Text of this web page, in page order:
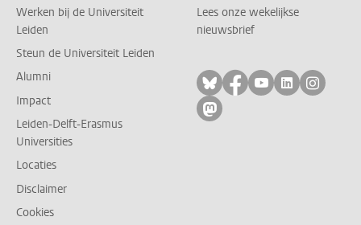
Werken bij de Universiteit
Leiden
Steun de Universiteit Leiden
Alumni
Impact
Leiden-Delft-Erasmus
Universities
Locaties
Disclaimer
Cookies
Lees onze wekelijkse
nieuwsbrief
Volg ons op bluesky
Volg ons op
Volg ons op
Volg ons
Volg
Volg ons op mastodon